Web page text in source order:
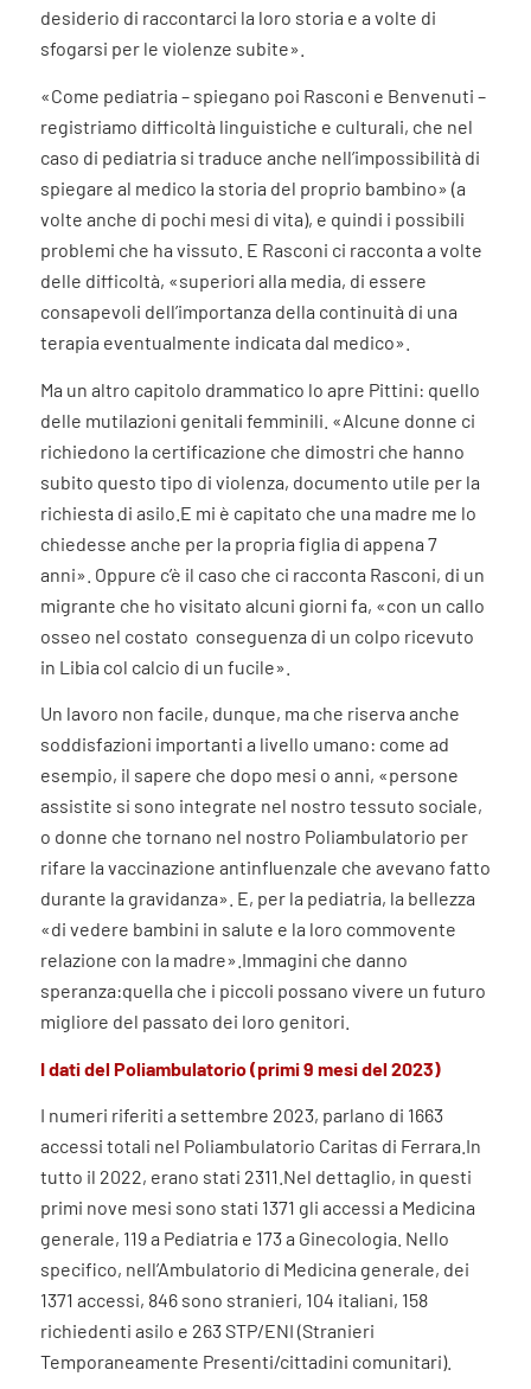
desiderio di raccontarci la loro storia e a volte di
sfogarsi per le violenze subite».
«Come pediatria – spiegano poi Rasconi e Benvenuti –
registriamo difficoltà linguistiche e culturali, che nel
caso di pediatria si traduce anche nell’impossibilità di
spiegare al medico la storia del proprio bambino» (a
volte anche di pochi mesi di vita), e quindi i possibili
problemi che ha vissuto. E Rasconi ci racconta a volte
delle difficoltà, «superiori alla media, di essere
consapevoli dell’importanza della continuità di una
terapia eventualmente indicata dal medico».
Ma un altro capitolo drammatico lo apre Pittini: quello
delle mutilazioni genitali femminili. «Alcune donne ci
richiedono la certificazione che dimostri che hanno
subito questo tipo di violenza, documento utile per la
richiesta di asilo.E mi è capitato che una madre me lo
chiedesse anche per la propria figlia di appena 7
anni». Oppure c’è il caso che ci racconta Rasconi, di un
migrante che ho visitato alcuni giorni fa, «con un callo
osseo nel costato conseguenza di un colpo ricevuto
in Libia col calcio di un fucile».
Un lavoro non facile, dunque, ma che riserva anche
soddisfazioni importanti a livello umano: come ad
esempio, il sapere che dopo mesi o anni, «persone
assistite si sono integrate nel nostro tessuto sociale,
o donne che tornano nel nostro Poliambulatorio per
rifare la vaccinazione antinfluenzale che avevano fatto
durante la gravidanza». E, per la pediatria, la bellezza
«di vedere bambini in salute e la loro commovente
relazione con la madre».Immagini che danno
speranza:quella che i piccoli possano vivere un futuro
migliore del passato dei loro genitori.
I dati del Poliambulatorio (primi 9 mesi del 2023)
I numeri riferiti a settembre 2023, parlano di 1663
accessi totali nel Poliambulatorio Caritas di Ferrara.In
tutto il 2022, erano stati 2311.Nel dettaglio, in questi
primi nove mesi sono stati 1371 gli accessi a Medicina
generale, 119 a Pediatria e 173 a Ginecologia. Nello
specifico, nell’Ambulatorio di Medicina generale, dei
1371 accessi, 846 sono stranieri, 104 italiani, 158
richiedenti asilo e 263 STP/ENI (Stranieri
Temporaneamente Presenti/cittadini comunitari).